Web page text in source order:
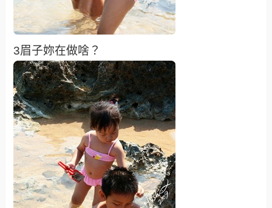
3眉子妳在做啥？